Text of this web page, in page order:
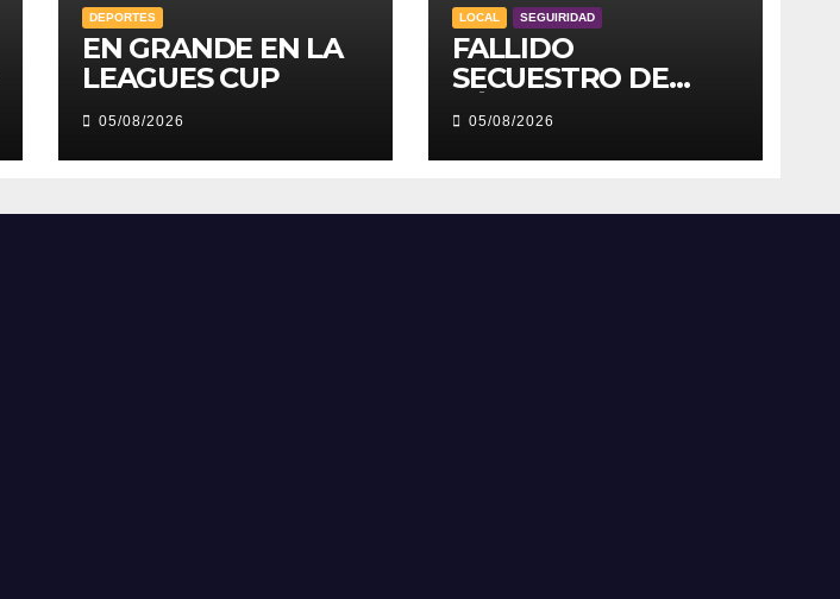
DEPORTES
EN GRANDE EN LA
LEAGUES CUP
05/08/2026
LOCAL SEGUIRIDAD
FALLIDO
SECUESTRO DE
FÉMINA
05/08/2026